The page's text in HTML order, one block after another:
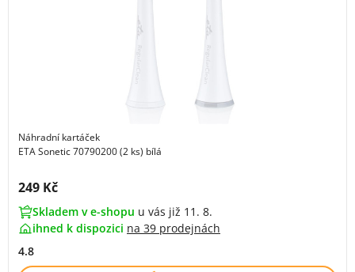
Náhradní kartáček
ETA Sonetic 70790200 (2 ks) bílá
Cena s DPH:
249 Kč
Skladem v e-shopu u vás již 11. 8.
ihned k dispozici na 39 prodejnách
4.8